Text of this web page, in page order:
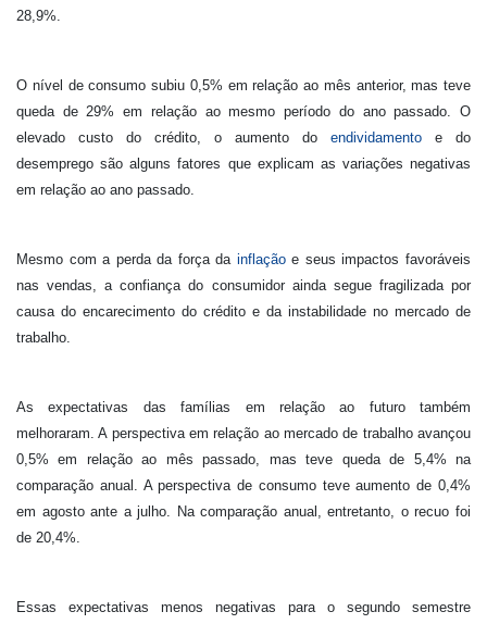
28,9%.
O nível de consumo subiu 0,5% em relação ao mês anterior, mas teve
queda de 29% em relação ao mesmo período do ano passado. O
elevado custo do crédito, o aumento do endividamento e do
desemprego são alguns fatores que explicam as variações negativas
em relação ao ano passado.
Mesmo com a perda da força da inflaçãoe seus impactos favoráveis
nas vendas, a confiança do consumidor ainda segue fragilizada por
causa do encarecimento do crédito e da instabilidade no mercado de
trabalho.
As expectativas das famílias em relação ao futuro também
melhoraram. A perspectiva em relação ao mercado de trabalho avançou
0,5% em relação ao mês passado, mas teve queda de 5,4% na
comparação anual. A perspectiva de consumo teve aumento de 0,4%
em agosto ante a julho. Na comparação anual, entretanto, o recuo foi
de 20,4%.
Essas expectativas menos negativas para o segundo semestre